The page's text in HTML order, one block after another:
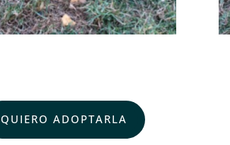
QUIERO ADOPTARLA